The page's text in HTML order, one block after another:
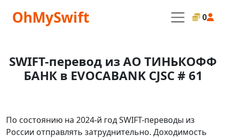
OhMySwift 0
SWIFT-перевод из АО ТИНЬКОФФ
БАНК в EVOCABANK CJSC # 61
По состоянию на 2024-й год SWIFT-переводы из
России отправлять затруднительно. Доходимость